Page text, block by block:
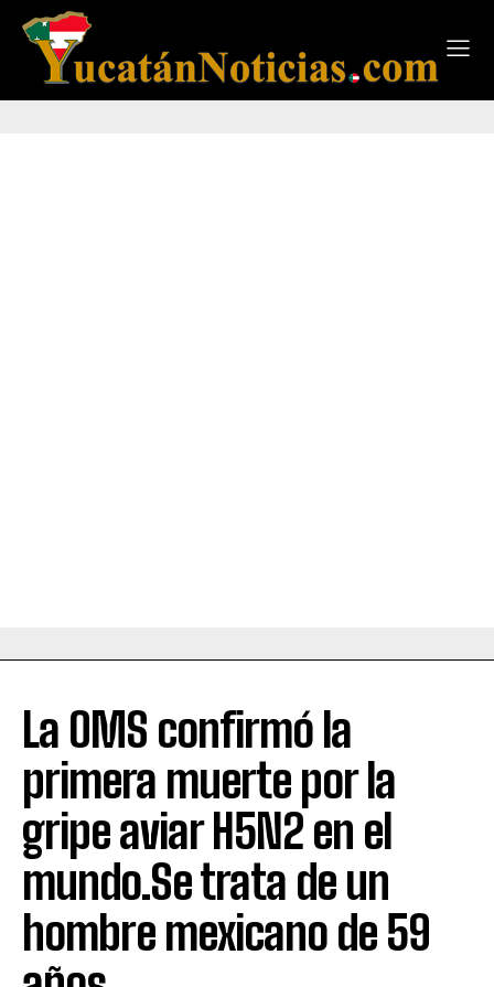
La OMS confirmó la
primera muerte por la
gripe aviar H5N2 en el
mundo.Se trata de un
hombre mexicano de 59